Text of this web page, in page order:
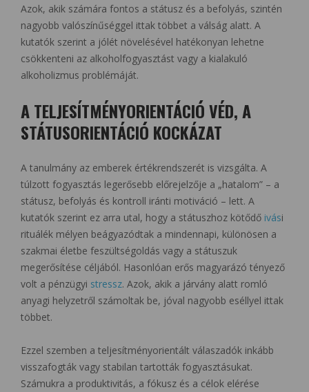
Azok, akik számára fontos a státusz és a befolyás, szintén
nagyobb valószínűséggel ittak többet a válság alatt. A
kutatók szerint a jólét növelésével hatékonyan lehetne
csökkenteni az alkoholfogyasztást vagy a kialakuló
alkoholizmus problémáját.
A TELJESÍTMÉNYORIENTÁCIÓ VÉD, A
STÁTUSORIENTÁCIÓ KOCKÁZAT
A tanulmány az emberek értékrendszerét is vizsgálta. A
túlzott fogyasztás legerősebb előrejelzője a „hatalom” – a
státusz, befolyás és kontroll iránti motiváció – lett. A
kutatók szerint ez arra utal, hogy a státuszhoz kötődő ivási
rituálék mélyen beágyazódtak a mindennapi, különösen a
szakmai életbe feszültségoldás vagy a státuszuk
megerősítése céljából. Hasonlóan erős magyarázó tényező
volt a pénzügyi stressz. Azok, akik a járvány alatt romló
anyagi helyzetről számoltak be, jóval nagyobb eséllyel ittak
többet.
Ezzel szemben a teljesítményorientált válaszadók inkább
visszafogták vagy stabilan tartották fogyasztásukat.
Számukra a produktivitás, a fókusz és a célok elérése